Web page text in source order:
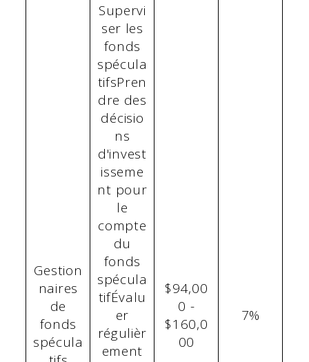
Gestion
naires
de
fonds
spécula
Supervi
ser les
fonds
spécula
tifsPren
dre des
décisio
ns
d'invest
isseme
nt pour
le
compte
du
fonds
spécula
tifÉvalu
er
régulièr
ement
$94,00
0 -
$160,0
00
7%